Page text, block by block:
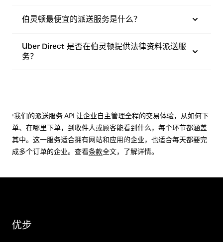
伯灵顿最便宜的派送服务是什么？
Uber Direct 是否在伯灵顿提供法律资料派送服
务？
¹我们的派送服务 API 让企业自主管理全程的交易体验，从如何下
单、在哪里下单，到收件人或顾客能看到什么，每个环节都涵盖
其中。这一服务适合拥有网站和应用的企业，也适合每天都要完
成多个订单的企业。查看条款全文，了解详情。
优步